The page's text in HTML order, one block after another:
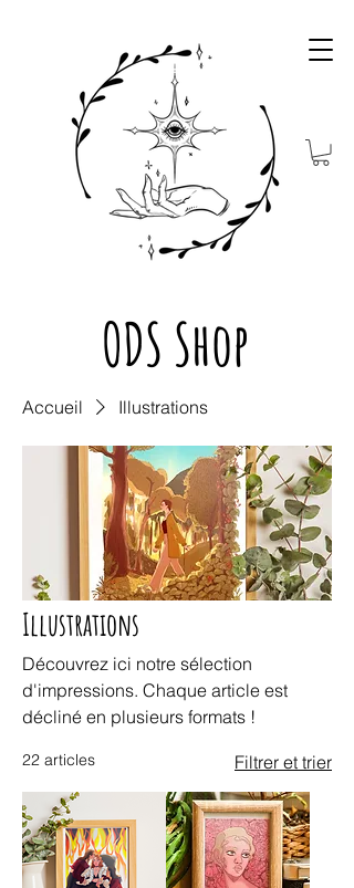
ODS Shop
Accueil Illustrations
Illustrations
Découvrez ici notre sélection
d'impressions. Chaque article est
décliné en plusieurs formats !
22 articles Filtrer et trier